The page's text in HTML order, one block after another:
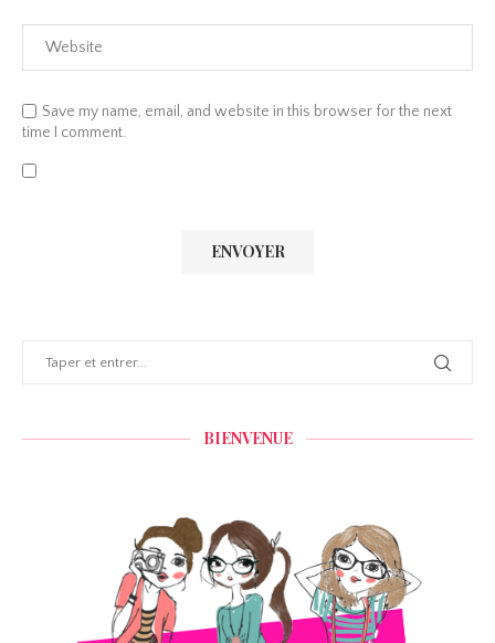
Save my name, email, and website in this browser for the next
time I comment.
BIENVENUE